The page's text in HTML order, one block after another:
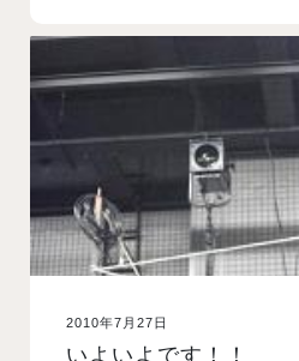
2010年7月27日
いよいよです！！